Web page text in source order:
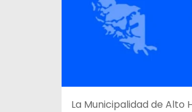
La Municipalidad de Alto